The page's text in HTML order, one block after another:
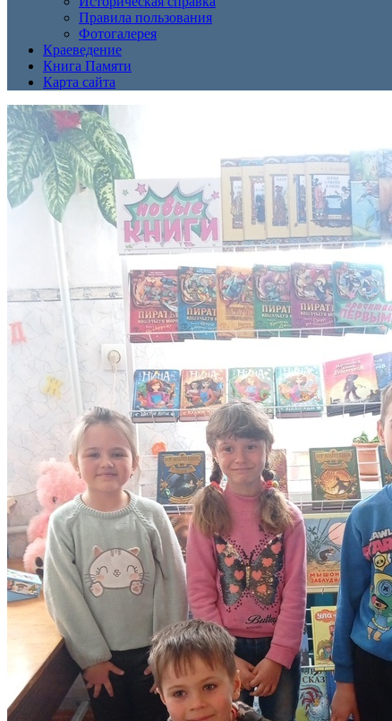
Правила пользования
Фотогалерея
Краеведение
Книга Памяти
Карта сайта